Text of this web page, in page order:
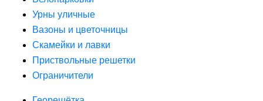
Урны уличные
Вазоны и цветочницы
Скамейки и лавки
Приствольные решетки
Ограничители